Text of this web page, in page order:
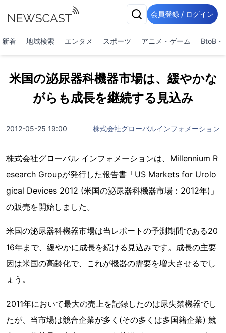
会員登録 / ログイン
新着 地域検索 エンタメ スポーツ アニメ・ゲーム BtoB・
米国の泌尿器科機器市場は、緩やかな
がらも成長を継続する見込み
2012-05-25 19:00 株式会社グローバルインフォメーション
株式会社グローバル インフォメーションは、Millennium R
esearch Groupが発行した報告書「US Markets for Urolo
gical Devices 2012 (米国の泌尿器科機器市場：2012年)」
の販売を開始しました。
米国の泌尿器科機器市場は当レポートの予測期間である20
16年まで、緩やかに成長を続ける見込みです。成長の主要
因は米国の高齢化で、これが機器の需要を増大させるでし
ょう。
2011年において最大の売上を記録したのは尿失禁機器でし
たが、当市場は競合企業が多く(その多くは多国籍企業) 競